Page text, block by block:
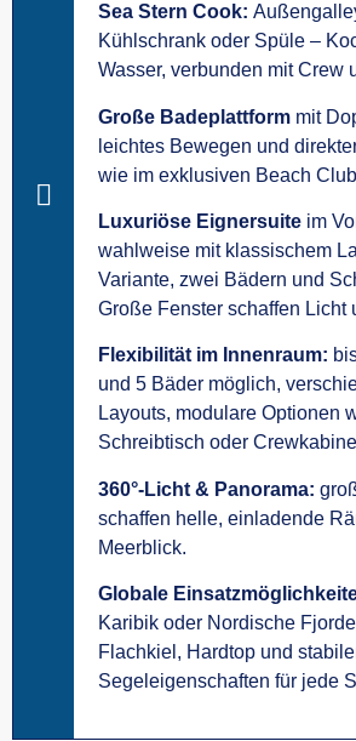
Sea Stern Cook:
Kühlschrank oder Spüle –
Wasser, verbunden mit Crew
Große Badeplattform mit
leichtes Bewegen und
wie im exklusiven Beach
Luxuriöse Eignersuite im
wahlweise mit klassischem
Variante, zwei Bädern und
Große Fenster schaffen Licht
Flexibilität im Innenraum:
und 5 Bäder möglich,
Layouts, modulare Optionen
Schreibtisch oder
360°-Licht & Panorama:
schaffen helle, einladende
Meerblick.
Globale
Karibik oder Nordische
Flachkiel, Hardtop und
Segeleigenschaften für jede